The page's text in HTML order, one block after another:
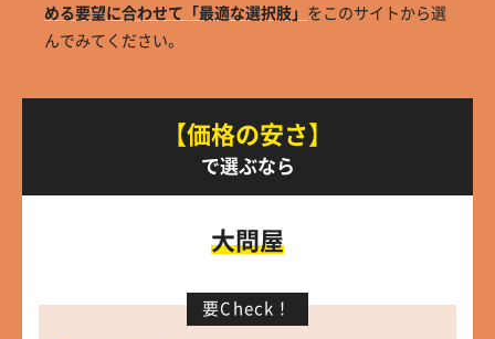
める要望に合わせて「最適な選択肢」 をこのサイトから選
んでみてください。
【価格の安さ】
で選ぶなら
大問屋
要Check！